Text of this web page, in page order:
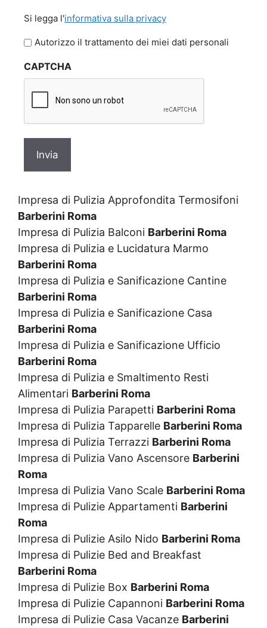
legga
l'informativa
privacy
Si legga l'informativa sulla privacy
Autorizzo il trattamento dei miei dati personali
CAPTCHA
Impresa di Pulizia Approfondita Termosifoni
Barberini Roma
Impresa di Pulizia Balconi Barberini Roma
Impresa di Pulizia e Lucidatura Marmo
Barberini Roma
Impresa di Pulizia e Sanificazione Cantine
Barberini Roma
Impresa di Pulizia e Sanificazione Casa
Barberini Roma
Impresa di Pulizia e Sanificazione Ufficio
Barberini Roma
Impresa di Pulizia e Smaltimento Resti
Alimentari Barberini Roma
Impresa di Pulizia Parapetti Barberini Roma
Impresa di Pulizia Tapparelle Barberini Roma
Impresa di Pulizia Terrazzi Barberini Roma
Impresa di Pulizia Vano Ascensore Barberini
Roma
Impresa di Pulizia Vano Scale Barberini Roma
Impresa di Pulizie Appartamenti Barberini
Roma
Impresa di Pulizie Asilo Nido Barberini Roma
Impresa di Pulizie Bed and Breakfast
Barberini Roma
Impresa di Pulizie Box Barberini Roma
Impresa di Pulizie Capannoni Barberini Roma
Impresa di Pulizie Casa Vacanze Barberini